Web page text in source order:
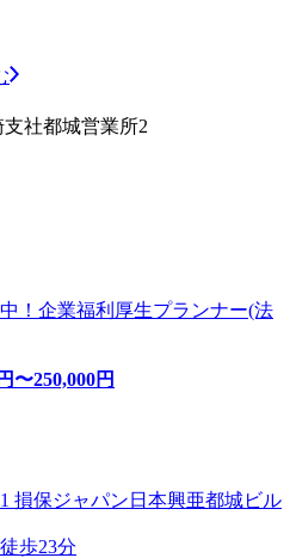
社都城営業所2
！企業福利厚生プランナー(法
円〜250,000円
損保ジャパン日本興亜都城ビル
歩23分